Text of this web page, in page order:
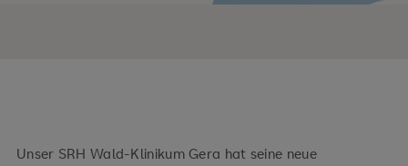
Unser SRH Wald-Klinikum Gera hat seine neue